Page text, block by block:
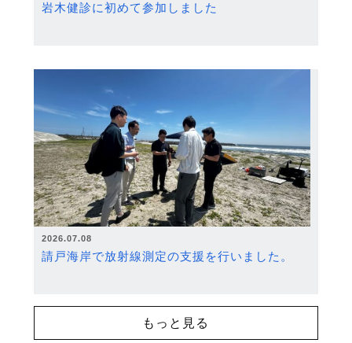
岩木健診に初めて参加しました
2026.07.08
請戸海岸で放射線測定の支援を行いました。
もっと見る